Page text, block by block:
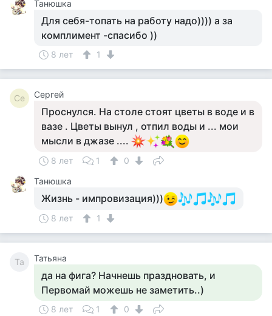
Танюшка
Для себя-топать на работу надо)))) а за
комплимент -спасибо ))
8 лет 1
Се Сергей
Проснулся. На столе стоят цветы в воде и в
вазе . Цветы вынул , отпил воды и ... мои
мысли в джазе ....
8 лет 1
0
Танюшка
Жизнь - импровизация)))
8 лет 1
Та Татьяна
да на фига? Начнешь праздновать, и
Первомай можешь не заметить..)
8 лет 1
0